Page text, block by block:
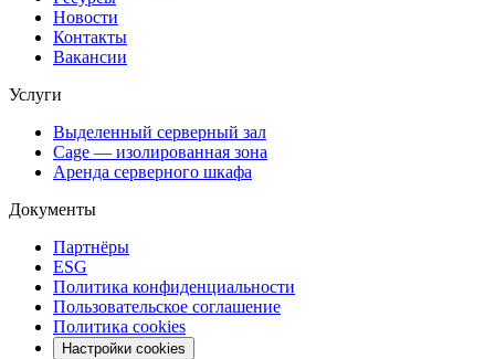
Новости
Контакты
Вакансии
Услуги
Выделенный серверный зал
Cage — изолированная зона
Аренда серверного шкафа
Документы
Партнёры
ESG
Политика конфиденциальности
Пользовательское соглашение
Политика cookies
Настройки cookies